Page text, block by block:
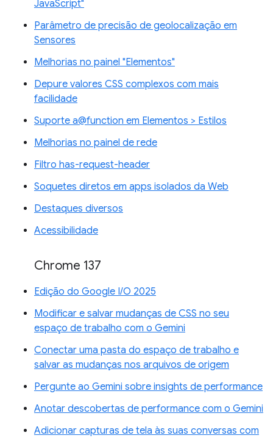
JavaScript"
Parâmetro de precisão de geolocalização em
Sensores
Melhorias no painel "Elementos"
Depure valores CSS complexos com mais
facilidade
Suporte a@function em Elementos > Estilos
Melhorias no painel de rede
Filtro has-request-header
Soquetes diretos em apps isolados da Web
Destaques diversos
Acessibilidade
Chrome 137
Edição do Google I/O 2025
Modificar e salvar mudanças de CSS no seu
espaço de trabalho com o Gemini
Conectar uma pasta do espaço de trabalho e
salvar as mudanças nos arquivos de origem
Pergunte ao Gemini sobre insights de performance
Anotar descobertas de performance com o Gemini
Adicionar capturas de tela às suas conversas com